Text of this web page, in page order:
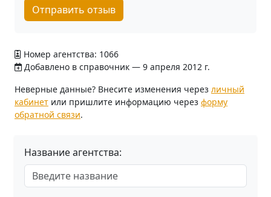
Отправить отзыв
Номер агентства: 1066
Добавлено в справочник — 9 апреля 2012 г.
Неверные данные? Внесите изменения через личный
кабинет или пришлите информацию через форму
обратной связи.
Название агентства: